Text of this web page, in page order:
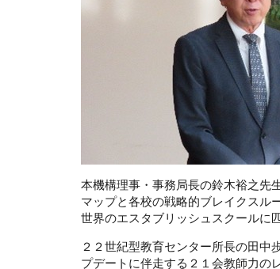
本機構理事・事務局長の鈴木裕之先
マップと各校の戦略的ブレイクスル
世界のエスタブリッシュスクールに
２２世紀型教育センター所長の田中
プデートに伴走する２１会教師力の